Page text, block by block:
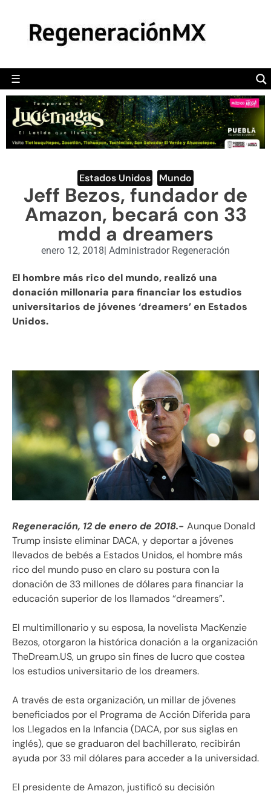
☰
POLÍTICA
CAMALEÓN
OPINIÓN
DEPORTES
ENGLISH SECTION
VIDEOS
Estados Unidos Mundo
Jeff Bezos, fundador de
Amazon, becará con 33
mdd a dreamers
enero 12, 2018| Administrador Regeneración
El hombre más rico del mundo, realizó una
donación millonaria para financiar los estudios
universitarios de jóvenes ‘dreamers’ en Estados
Unidos.
Regeneración, 12 de enero de 2018.- Aunque Donald
Trump insiste eliminar DACA, y deportar a jóvenes
llevados de bebés a Estados Unidos, el hombre más
rico del mundo puso en claro su postura con la
donación de 33 millones de dólares para financiar la
educación superior de los llamados “dreamers”.
El multimillonario y su esposa, la novelista MacKenzie
Bezos, otorgaron la histórica donación a la organización
TheDream.US, un grupo sin fines de lucro que costea
los estudios universitario de los dreamers.
A través de esta organización, un millar de jóvenes
beneficiados por el Programa de Acción Diferida para
los Llegados en la Infancia (DACA, por sus siglas en
inglés), que se graduaron del bachillerato, recibirán
ayuda por 33 mil dólares para acceder a la universidad.
El presidente de Amazon, justificó su decisión